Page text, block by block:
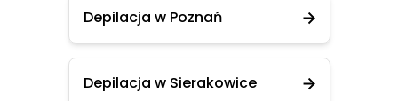
Depilacja w Poznań
Depilacja w Sierakowice